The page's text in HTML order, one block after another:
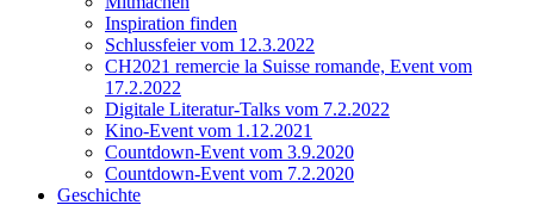
Inspiration finden
Schlussfeier vom 12.3.2022
CH2021 remercie la Suisse romande, Event vom
17.2.2022
Digitale Literatur-Talks vom 7.2.2022
Kino-Event vom 1.12.2021
Countdown-Event vom 3.9.2020
Countdown-Event vom 7.2.2020
Geschichte